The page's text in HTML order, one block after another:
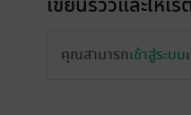
คุณสามารถเข้าสู่ระบบ